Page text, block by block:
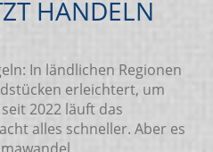
HANDELN
In ländlichen Regionen
erleichtert, um
2022 läuft das
alles schneller. Aber es